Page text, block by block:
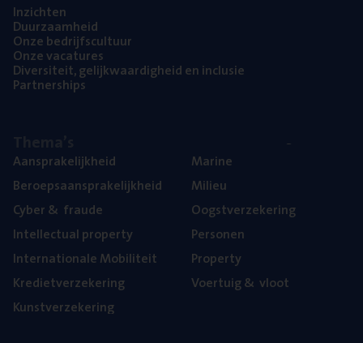
Inzich­ten
Duur­zaam­heid
Onze bedrijfs­cul­tuur
Onze vaca­tu­res
Diver­si­teit, gelijk­waar­dig­heid en inclusie
Part­ner­ships
Aan­spra­ke­lijk­heid
Beroeps­aan­spra­ke­lijk­heid
Cyber& fraude
Intel­lec­tu­al property
Inter­na­ti­o­na­le Mobiliteit
Kre­diet­ver­ze­ke­ring
Kunst­ver­ze­ke­ring
Mari­ne
Mili­eu
Oogst­ver­ze­ke­ring
Per­so­nen
Pro­per­ty
Voer­tuig& vloot